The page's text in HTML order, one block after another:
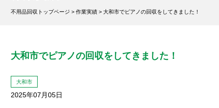
不用品回収トップページ >作業実績 > 大和市でピアノの回収をしてきました！
大和市でピアノの回収をしてきました！
大和市
2025年07月05日